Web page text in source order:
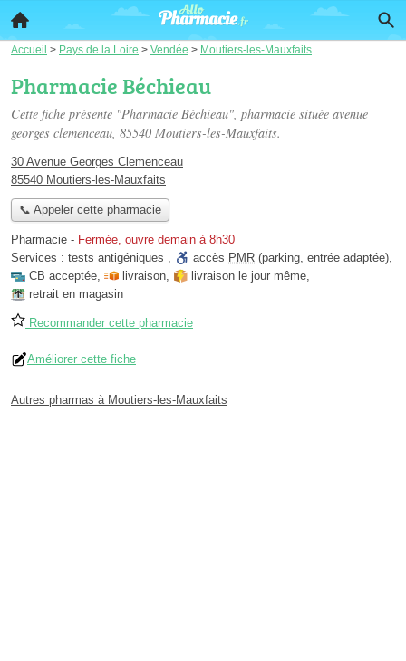
Accueil > Pays de la Loire > Vendée > Moutiers-les-Mauxfaits
Pharmacie Béchieau
Cette fiche présente "Pharmacie Béchieau", pharmacie située avenue
georges clemenceau, 85540 Moutiers-les-Mauxfaits.
30 Avenue Georges Clemenceau
85540 Moutiers-les-Mauxfaits
📞 Appeler cette pharmacie
Pharmacie - Fermée, ouvre demain à 8h30
Services : tests antigéniques , accès PMR (parking, entrée adaptée),
CB acceptée, livraison, livraison le jour même,
retrait en magasin
Recommander cette pharmacie
Améliorer cette fiche
Autres pharmas à Moutiers-les-Mauxfaits